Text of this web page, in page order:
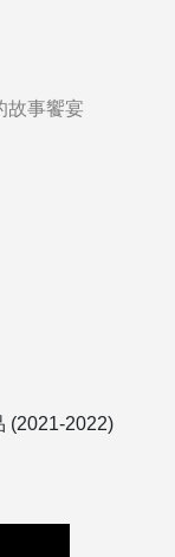
故事饗宴
(2021-2022)